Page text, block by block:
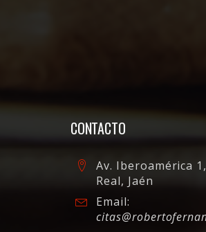
CONTACTO
Av. Iberoamérica
Real, Jaén
Email: